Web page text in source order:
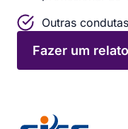
Outras
Fazer um relato